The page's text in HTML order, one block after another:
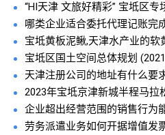
“HI天津 文旅好精彩” 宝坻区专
哪类企业适合委托代理记账完
宝坻黄板泥鳅,天津水产业的软
宝坻区国土空间总体规划
天津注册公司的地址有什么要
2023年宝坻京津新城半程马拉
企业超出经营范围的销售行为
劳务派遣业务如何开据增值发